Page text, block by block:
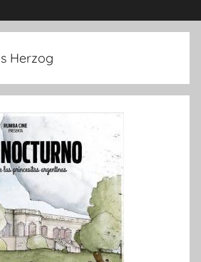
Herzog